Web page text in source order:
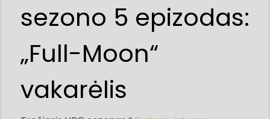
sezono 5 epizodas:
„Full-Moon“
vakarėlis